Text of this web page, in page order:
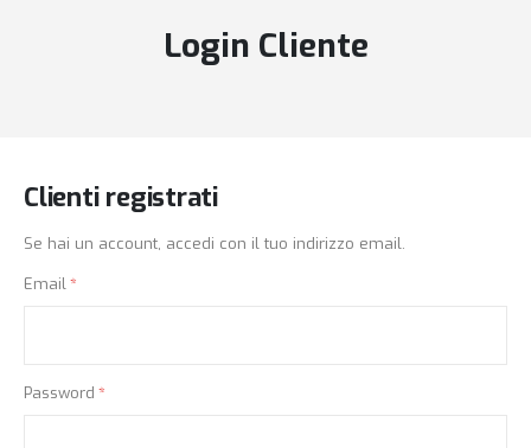
Login Cliente
Clienti registrati
Se hai un account, accedi con il tuo indirizzo email.
Email
Password